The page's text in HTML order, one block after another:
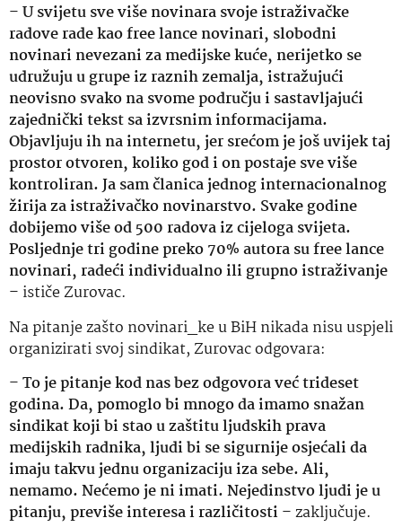
–U svijetu sve više novinara svoje istraživačke
radove rade kao free lance novinari, slobodni
novinari nevezani za medijske kuće, nerijetko se
udružuju u grupe iz raznih zemalja, istražujući
neovisno svako na svome području i sastavljajući
zajednički tekst sa izvrsnim informacijama.
Objavljuju ih na internetu, jer srećom je još uvijek taj
prostor otvoren, koliko god i on postaje sve više
kontroliran. Ja sam članica jednog internacionalnog
žirija za istraživačko novinarstvo. Svake godine
dobijemo više od 500 radova iz cijeloga svijeta.
Posljednje tri godine preko 70% autora su free lance
novinari, radeći individualno ili grupno istraživanje
– ističe Zurovac.
Na pitanje zašto novinari_ke u BiH nikada nisu uspjeli
organizirati svoj sindikat, Zurovac odgovara:
–To je pitanje kod nas bez odgovora već trideset
godina. Da, pomoglo bi mnogo da imamo snažan
sindikat koji bi stao u zaštitu ljudskih prava
medijskih radnika, ljudi bi se sigurnije osjećali da
imaju takvu jednu organizaciju iza sebe.Ali,
nemamo. Nećemo je ni imati. Nejedinstvo ljudi je u
pitanju, previše interesa i različitosti– zaključuje.